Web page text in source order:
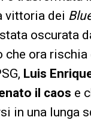
vittoria dei
oscurata
ora rischia
Luis
il caos e
in una lunga